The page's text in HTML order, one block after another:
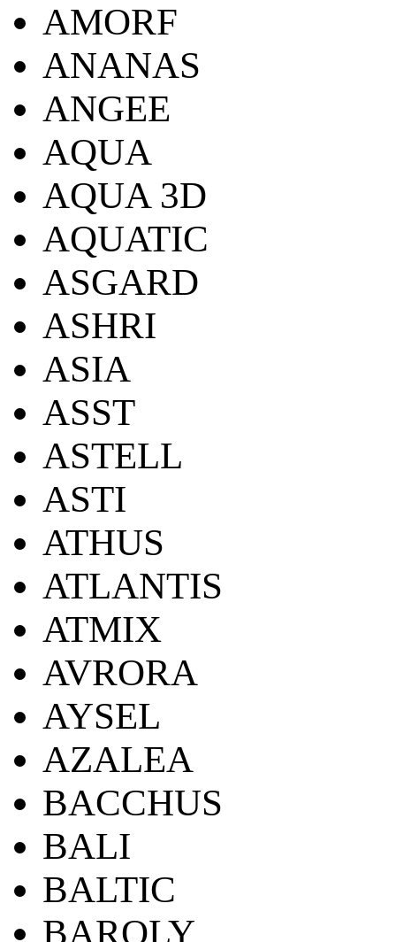
AMORF
ANANAS
ANGEE
AQUA
AQUA 3D
AQUATIC
ASGARD
ASHRI
ASIA
ASST
ASTELL
ASTI
ATHUS
ATLANTIS
ATMIX
AVRORA
AYSEL
AZALEA
BACCHUS
BALI
BALTIC
BAROLY